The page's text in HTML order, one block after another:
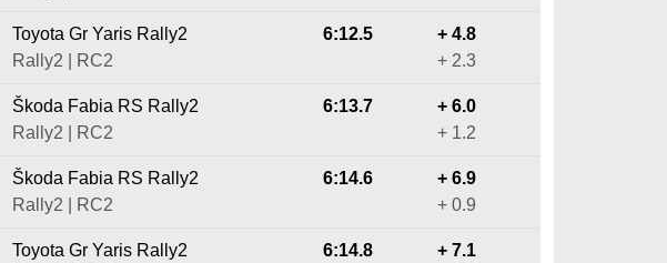
Toyota Gr Yaris Rally2
Rally2 | RC2
6:12.5
+ 4.8
+ 2.3
Škoda Fabia RS Rally2
Rally2 | RC2
6:13.7
+ 6.0
+ 1.2
Škoda Fabia RS Rally2
Rally2 | RC2
6:14.6
+ 6.9
+ 0.9
Toyota Gr Yaris Rally2
6:14.8
+ 7.1